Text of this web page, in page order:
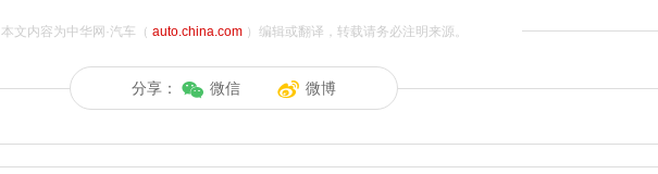
本文内容为中华网·汽车（ auto.china.com）编辑或翻译，转载请务必注明来源。
分享： 微信 微博